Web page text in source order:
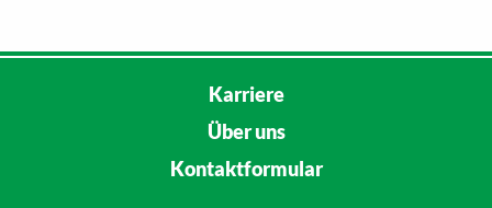
Karriere
Über uns
Kontaktformular